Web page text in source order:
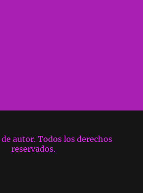
autor. Todos los derechos
reservados.